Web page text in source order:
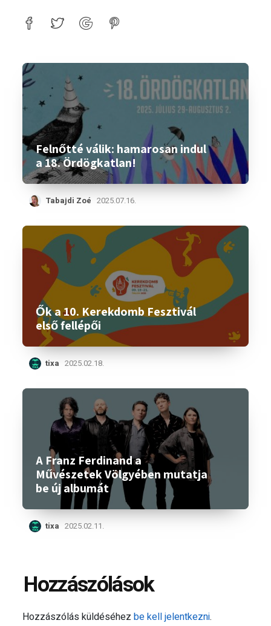
Felnőtté válik: hamarosan indul
a 18. Ördögkatlan!
Tabajdi Zoé 2025.07.16.
Ők a 10. Kerekdomb Fesztivál
első fellépői
tixa 2025.02.18.
A Franz Ferdinand a
Művészetek Völgyében mutatja
be új albumát
tixa 2025.02.11.
Hozzászólások
Hozzászólás küldéséhezbe kell jelentkezni.